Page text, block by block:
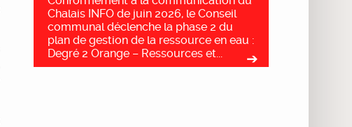
Chalais INFO de juin 2026, le Conseil
communal déclenche la phase 2 du
plan de gestion de la ressource en eau :
Degré 2 Orange – Ressources et...